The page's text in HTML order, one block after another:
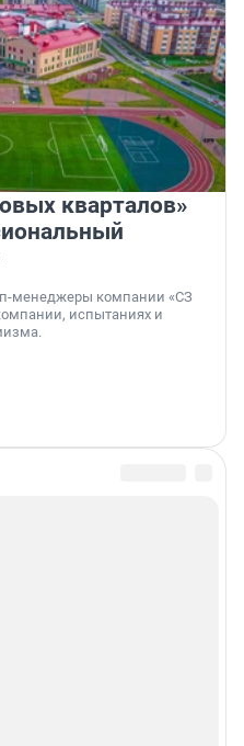
кварталов»
менеджеры компании «СЗ
испытаниях и